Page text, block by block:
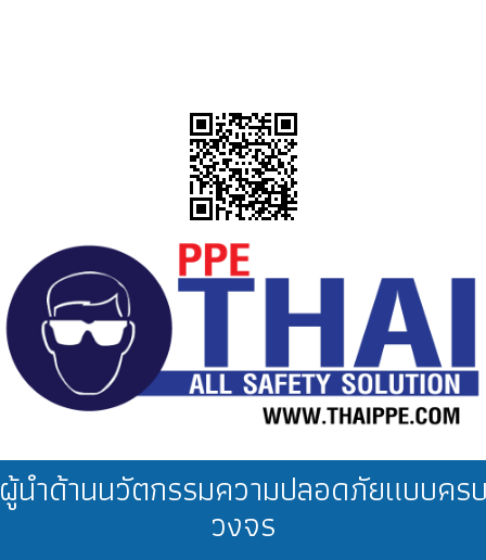
นำด้านนวัตกรรมความปลอดภัยแบบคร
วงจร